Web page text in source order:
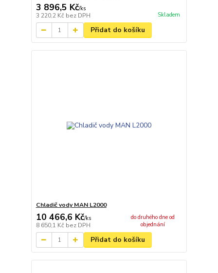
3 896,5 Kč/ks
3 220,2 Kč bez DPH Skladem
Přidat do košíku
Chladič vody MAN L2000
10 466,6 Kč/ks
8 650,1 Kč bez DPH
do druhého dne od
objednání
Přidat do košíku